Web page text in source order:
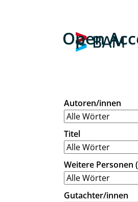
Open
Autoren/innen
Titel
Weitere Personen
Gutachter/innen